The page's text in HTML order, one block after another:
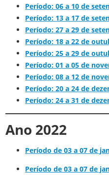
Período: 06 a 10 de
Período: 13 a 17 de
Período: 27 a 29 de
Período: 18 a 22 de
Período: 25 a 29 de
Período: 01 a 05 de
Período: 08 a 12 de
Período: 20 a 24 de
Período: 24 a 31 de
Ano 2022
Período de 03 a 07 de
Período de 03 a 07 de